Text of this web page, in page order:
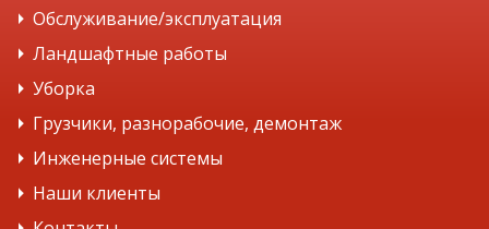
Обслуживание/эксплуатация
Ландшафтные работы
Уборка
Грузчики, разнорабочие, демонтаж
Инженерные системы
Наши клиенты